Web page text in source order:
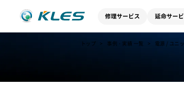
修理サービス 延命サー
トップ 事例・実績 一覧 電源 / ユニ
事例・実績 一覧